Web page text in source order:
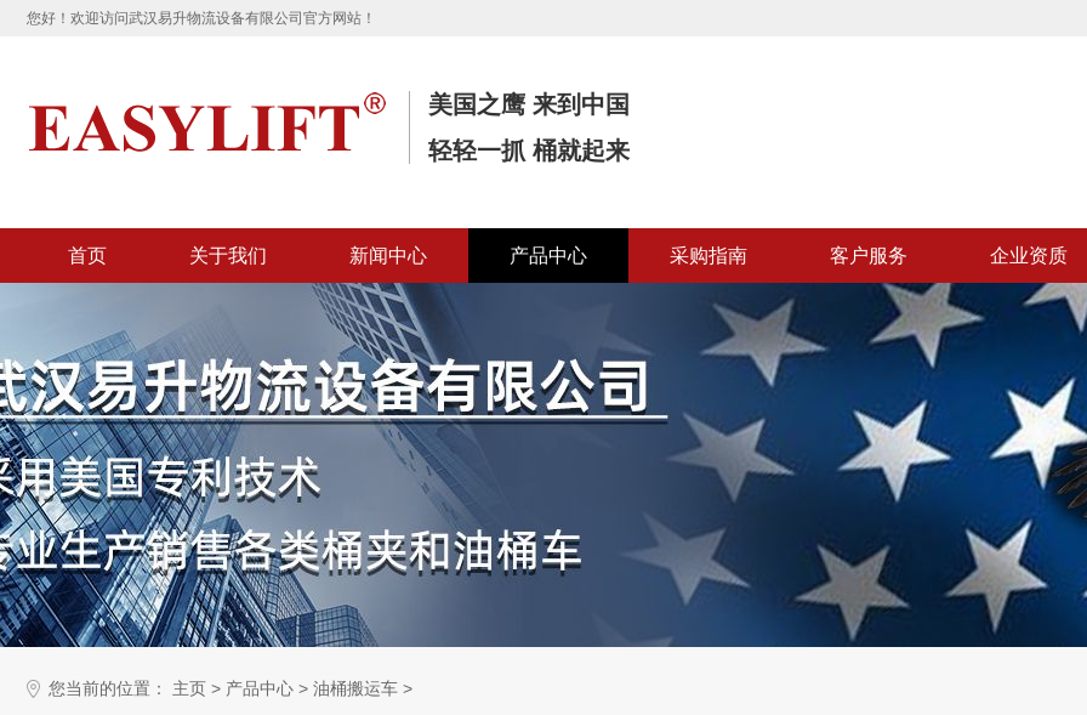
您好！欢迎访问武汉易升物流设备有限公司官方网站！
美国之鹰 来到中国
轻轻一抓 桶就起来
首页 关于我们 新闻中心 产品中心 采购指南 客户服务 企业资质
您当前的位置： 主页 > 产品中心 > 油桶搬运车 >